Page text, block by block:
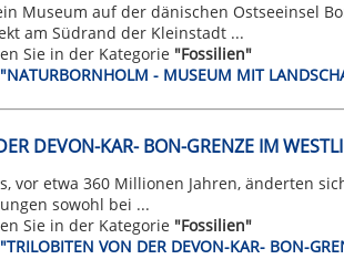
Museum auf der dänischen Ostseeinsel
am Südrand der Kleinstadt ...
Sie in der Kategorie "Fossilien"
- MUSEUM MIT
DEVON-KAR- BON-GRENZE IM
vor etwa 360 Millionen Jahren, änderten
sowohl bei ...
Sie in der Kategorie "Fossilien"
VON DER DEVON-KAR- BON-